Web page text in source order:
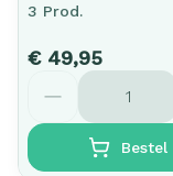
3 Prod.
€ 49,95
Aantal
Bestel